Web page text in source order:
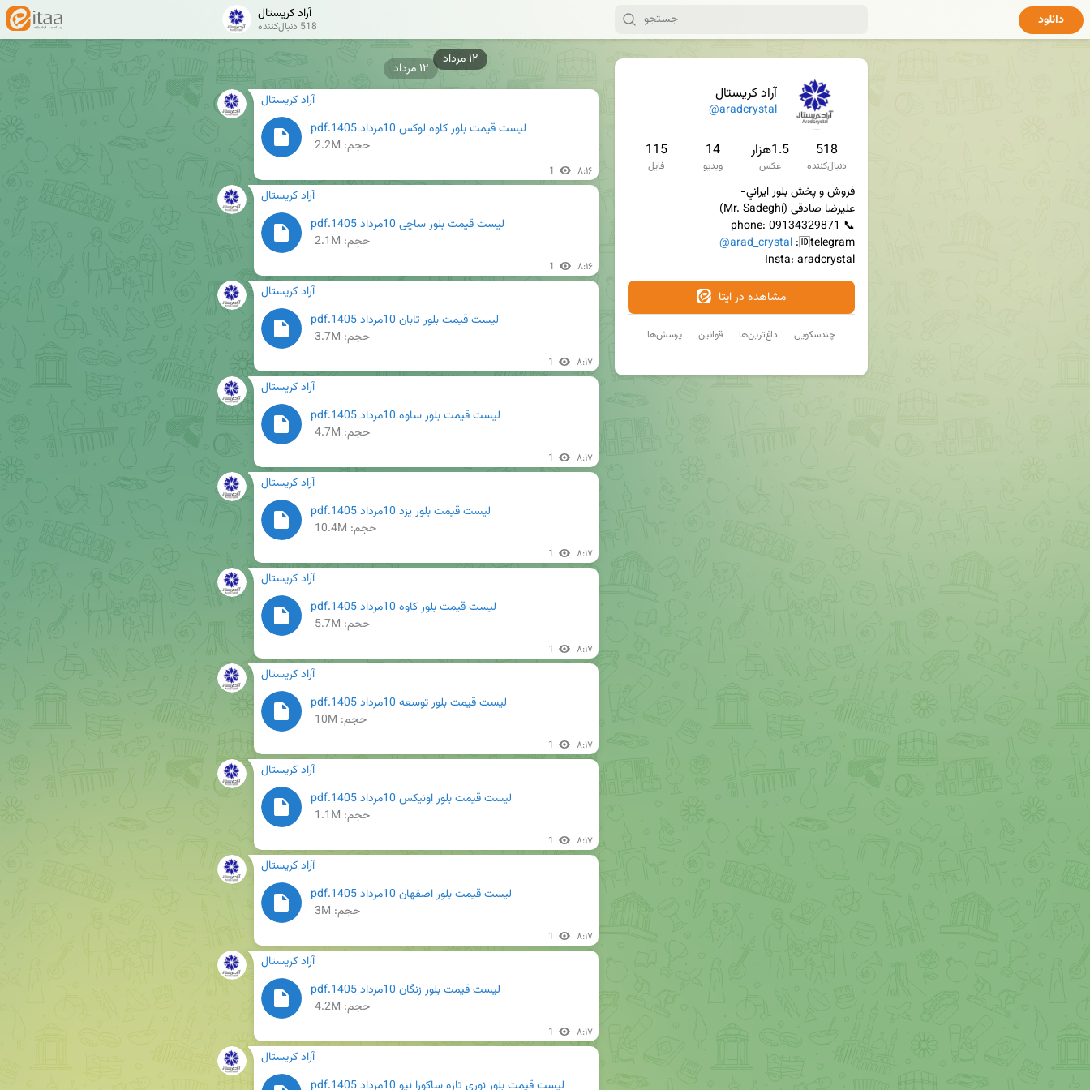
۱۲ مرداد
آراد کریستال
@aradcrystal
518
دنبال‌کننده
1.5هزار
عکس
14
ویدیو
115
فایل
🆔telegram:
@arad_crystal
Insta: aradcrystal
مشاهده در ایتا
پرسش‌ها قوانین داغ‌ترین‌ها چندسکویی
آراد کریستال
518 دنبال‌کننده دانلود
آراد کریستال
لیست قیمت بلور کاوه لوکس 10مرداد 1405.pdf
حجم: 2.2M
1 ۸:۱۶
۱۲ مرداد
آراد کریستال
لیست قیمت بلور ساچی 10مرداد 1405.pdf
حجم: 2.1M
1 ۸:۱۶
آراد کریستال
لیست قیمت بلور تابان 10مرداد 1405.pdf
حجم: 3.7M
1 ۸:۱۷
آراد کریستال
لیست قیمت بلور ساوه 10مرداد 1405.pdf
حجم: 4.7M
1 ۸:۱۷
آراد کریستال
لیست قیمت بلور یزد 10مرداد 1405.pdf
حجم: 10.4M
1 ۸:۱۷
آراد کریستال
لیست قیمت بلور کاوه 10مرداد 1405.pdf
حجم: 5.7M
1 ۸:۱۷
آراد کریستال
لیست قیمت بلور توسعه 10مرداد 1405.pdf
حجم: 10M
1 ۸:۱۷
آراد کریستال
لیست قیمت بلور اونیکس 10مرداد 1405.pdf
حجم: 1.1M
1 ۸:۱۷
آراد کریستال
لیست قیمت بلور اصفهان 10مرداد 1405.pdf
حجم: 3M
1 ۸:۱۷
آراد کریستال
لیست قیمت بلور زنگان 10مرداد 1405.pdf
حجم: 4.2M
1 ۸:۱۷
آراد کریستال
لیست قیمت بلور نوری تازه ساکورا نیو 10مرداد 1405.pdf